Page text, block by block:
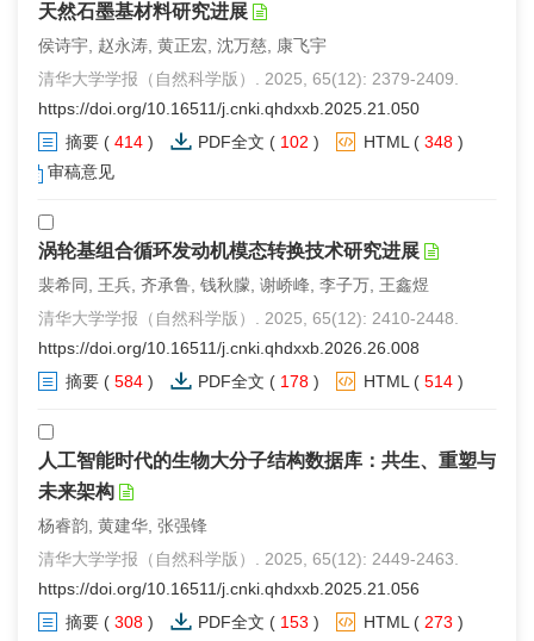
天然石墨基材料研究进展
侯诗宇, 赵永涛, 黄正宏, 沈万慈, 康飞宇
清华大学学报（自然科学版）. 2025, 65(12): 2379-2409.
https://doi.org/10.16511/j.cnki.qhdxxb.2025.21.050
摘要 ( 414 ) PDF全文 ( 102 ) HTML( 348 )
审稿意见
涡轮基组合循环发动机模态转换技术研究进展
裴希同, 王兵, 齐承鲁, 钱秋朦, 谢峤峰, 李子万, 王鑫煜
清华大学学报（自然科学版）. 2025, 65(12): 2410-2448.
https://doi.org/10.16511/j.cnki.qhdxxb.2026.26.008
摘要 ( 584 ) PDF全文 ( 178 ) HTML( 514 )
人工智能时代的生物大分子结构数据库：共生、重塑与
未来架构
杨睿韵, 黄建华, 张强锋
清华大学学报（自然科学版）. 2025, 65(12): 2449-2463.
https://doi.org/10.16511/j.cnki.qhdxxb.2025.21.056
摘要 ( 308 ) PDF全文 ( 153 ) HTML( 273 )